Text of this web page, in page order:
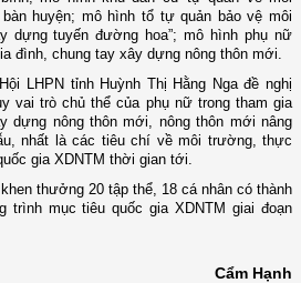
huyện; mô hình tổ tự quản bảo vệ môi
dựng tuyến đường hoa”; mô hình phụ nữ
đình, chung tay xây dựng nông thôn mới.
LHPN tỉnh Huỳnh Thị Hằng Nga đề nghị
vai trò chủ thể của phụ nữ trong tham gia
dựng nông thôn mới, nông thôn mới nâng
nhất là các tiêu chí về môi trường, thực
gia XDNTM thời gian tới.
thưởng 20 tập thể, 18 cá nhân có thành
trình mục tiêu quốc gia XDNTM giai đoạn
Cẩm Hạnh